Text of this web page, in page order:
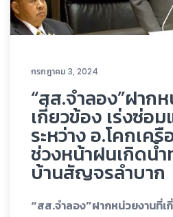
กรกฎาคม 3, 2024
“สส.จำลอง”ฝาก
เกี่ยวข้อง เร่งซ่อ
ระหว่าง อ.โคกเค
ช่วงหน้าฝนเกิดน้ำ
บ้านสัญจรลำบาก
“สส.จำลอง”ฝากหน่วยงานที่เ